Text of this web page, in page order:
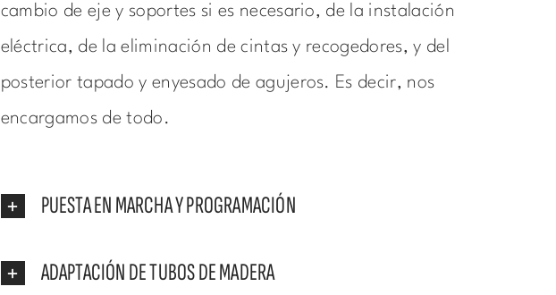
cambio de eje y soportes si es necesario, de la instalación
eléctrica, de la eliminación de cintas y recogedores, y del
posterior tapado y enyesado de agujeros. Es decir, nos
encargamos de todo.
PUESTA EN MARCHA Y PROGRAMACIÓN
ADAPTACIÓN DE TUBOS DE MADERA